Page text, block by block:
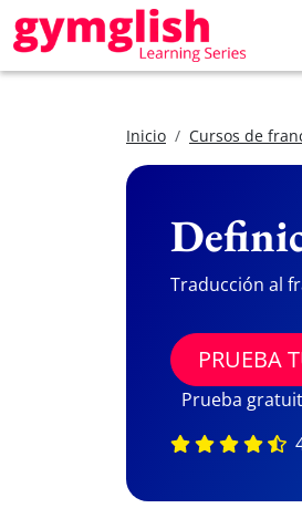
Inicio Cursos de
Traducción al
PRUEBA
Prueba